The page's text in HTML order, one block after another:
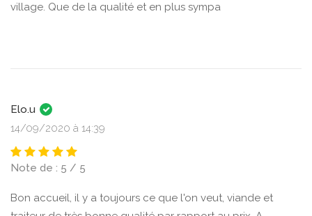
village. Que de la qualité et en plus sympa
Elo.u
14/09/2020 à 14:39
Note de : 5 / 5
Bon accueil, il y a toujours ce que l'on veut, viande et